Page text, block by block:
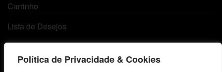
Política de Privacidade & Cookies
Carrinho
Lista de Desejos
Termos e Condições